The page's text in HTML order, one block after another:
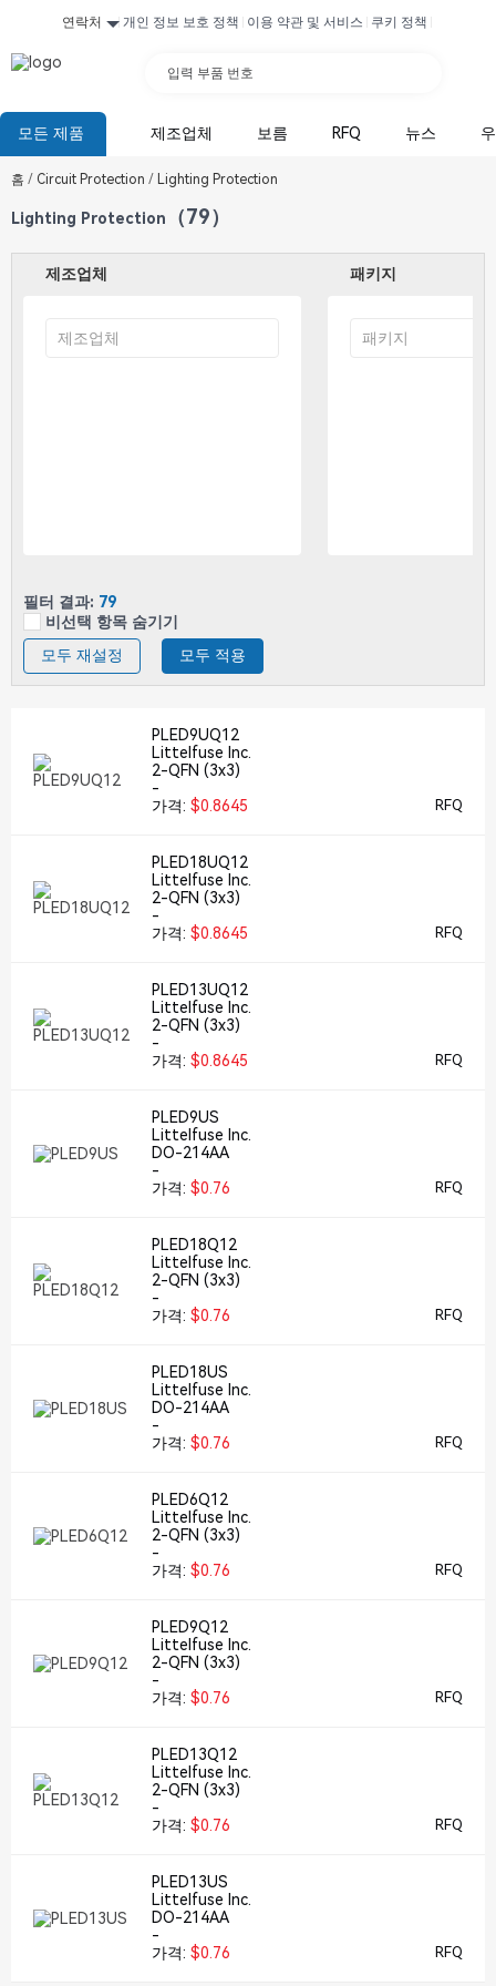
연락처 개인 정보 보호 정책 이용 약관 및 서비스 쿠키 정책
입력 부품 번호
모든 제품 제조업체 보름 RFQ 뉴스
홈 / Circuit Protection / Lighting Protection
Lighting Protection （79）
제조업체 패키지
필터 결과: 79
비선택 항목 숨기기
모두 재설정
모두 적용
PLED9UQ12
Littelfuse Inc.
2-QFN (3x3)
-
가격: $0.8645 RFQ
PLED18UQ12
Littelfuse Inc.
2-QFN (3x3)
-
가격: $0.8645 RFQ
PLED13UQ12
Littelfuse Inc.
2-QFN (3x3)
-
가격: $0.8645 RFQ
PLED9US
Littelfuse Inc.
DO-214AA
-
가격: $0.76 RFQ
PLED18Q12
Littelfuse Inc.
2-QFN (3x3)
-
가격: $0.76 RFQ
PLED18US
Littelfuse Inc.
DO-214AA
-
가격: $0.76 RFQ
PLED6Q12
Littelfuse Inc.
2-QFN (3x3)
-
가격: $0.76 RFQ
PLED9Q12
Littelfuse Inc.
2-QFN (3x3)
-
가격: $0.76 RFQ
PLED13Q12
Littelfuse Inc.
2-QFN (3x3)
-
가격: $0.76 RFQ
PLED13US
Littelfuse Inc.
DO-214AA
-
가격: $0.76 RFQ